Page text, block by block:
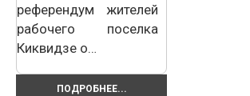
референдум жителей
рабочего поселка
Киквидзе о…
ПОДРОБНЕЕ...